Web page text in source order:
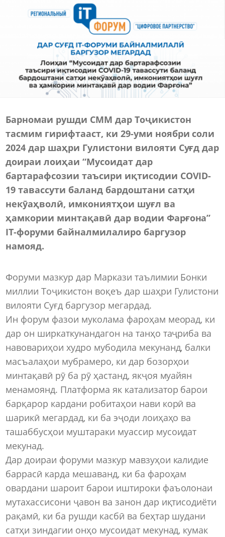
Барномаи рушди СММ дар Тоҷикистон
тасмим гирифтааст, ки 29-уми ноябри соли
2024 дар шаҳри Гулистони вилояти Суғд дар
доираи лоиҳаи “Мусоидат дар
бартарафсозии таъсири иқтисодии COVID-
19 тавассути баланд бардоштани сатҳи
некӯаҳволӣ, имкониятҳои шуғл ва
ҳамкории минтақавӣ дар водии Фарғона”
IT-форуми байналмилалиро баргузор
намояд.
Форуми мазкур дар Маркази таълимии Бонки
миллии Тоҷикистон воқеъ дар шаҳри Гулистони
вилояти Суғд баргузор мегардад.
Ин форум фазои муколама фароҳам меорад, ки
дар он ширкаткунандагон на танҳо таҷриба ва
навовариҳои худро мубодила мекунанд, балки
масъалаҳои мубрамеро, ки дар бозорҳои
минтақавӣ рӯ ба рӯ ҳастанд, якҷоя муайян
менамоянд. Платформа як катализатор барои
барқарор кардани робитаҳои нави корӣ ва
шарикӣ мегардад, ки ба эҷоди лоиҳаҳо ва
ташаббусҳои муштараки муассир мусоидат
мекунад.
Дар доираи форуми мазкур мавзуҳои калидие
баррасӣ карда мешаванд, ки ба фароҳам
овардани шароит барои иштироки фаъолонаи
мутахассисони ҷавон ва занон дар иқтисодиёти
рақамӣ, ки ба рушди касбӣ ва беҳтар шудани
сатҳи зиндагии онҳо мусоидат мекунад, кумак